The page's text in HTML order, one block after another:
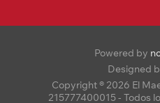
Powered by
Designed
Copyright ® 2026 El
215777400015 - Todos